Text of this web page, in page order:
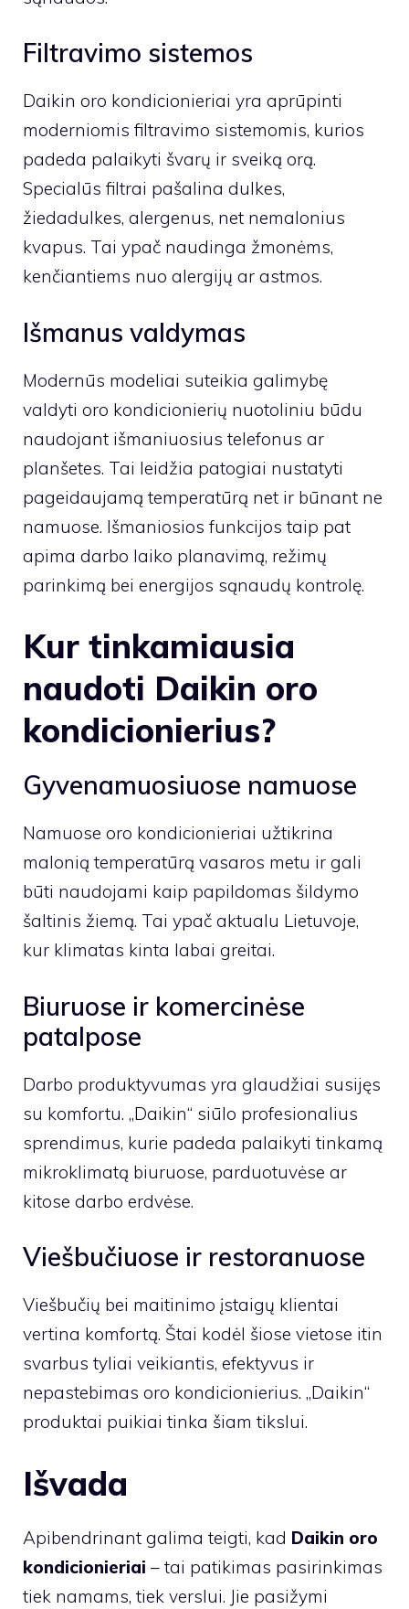
Filtravimo sistemos
Daikin oro kondicionieriai yra aprūpinti
moderniomis filtravimo sistemomis, kurios
padeda palaikyti švarų ir sveiką orą.
Specialūs filtrai pašalina dulkes,
žiedadulkes, alergenus, net nemalonius
kvapus. Tai ypač naudinga žmonėms,
kenčiantiems nuo alergijų ar astmos.
Išmanus valdymas
Modernūs modeliai suteikia galimybę
valdyti oro kondicionierių nuotoliniu būdu
naudojant išmaniuosius telefonus ar
planšetes. Tai leidžia patogiai nustatyti
pageidaujamą temperatūrą net ir būnant ne
namuose. Išmaniosios funkcijos taip pat
apima darbo laiko planavimą, režimų
parinkimą bei energijos sąnaudų kontrolę.
Kur tinkamiausia
naudoti Daikin oro
kondicionierius?
Gyvenamuosiuose namuose
Namuose oro kondicionieriai užtikrina
malonią temperatūrą vasaros metu ir gali
būti naudojami kaip papildomas šildymo
šaltinis žiemą. Tai ypač aktualu Lietuvoje,
kur klimatas kinta labai greitai.
Biuruose ir komercinėse
patalpose
Darbo produktyvumas yra glaudžiai susijęs
su komfortu. „Daikin“ siūlo profesionalius
sprendimus, kurie padeda palaikyti tinkamą
mikroklimatą biuruose, parduotuvėse ar
kitose darbo erdvėse.
Viešbučiuose ir restoranuose
Viešbučių bei maitinimo įstaigų klientai
vertina komfortą. Štai kodėl šiose vietose itin
svarbus tyliai veikiantis, efektyvus ir
nepastebimas oro kondicionierius. „Daikin“
produktai puikiai tinka šiam tikslui.
Išvada
Apibendrinant galima teigti, kad Daikin oro
kondicionieriai – tai patikimas pasirinkimas
tiek namams, tiek verslui. Jie pasižymi